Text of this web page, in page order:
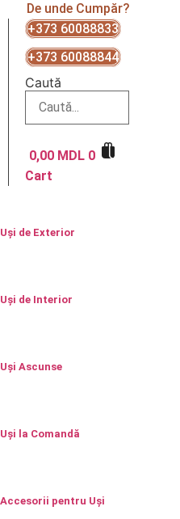
De unde Cumpăr?
+373 60088833
+373 60088844
Caută
0,00 MDL 0
Cart
Uși de Exterior
Uși de Interior
Uși Ascunse
Uși la Comandă
Accesorii pentru Uși